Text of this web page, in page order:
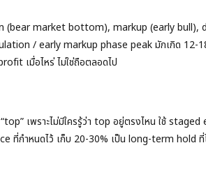
(bear market bottom), markup (early bull),
/ early markup phase peak มักเกิด 12-
เมื่อไหร่ ไม่ใช่ถือตลอดไป
เพราะไม่มีใครรู้ว่า top อยู่ตรงไหน ใช้
ที่กำหนดไว้ เก็บ 20-30% เป็น long-term hold ที่